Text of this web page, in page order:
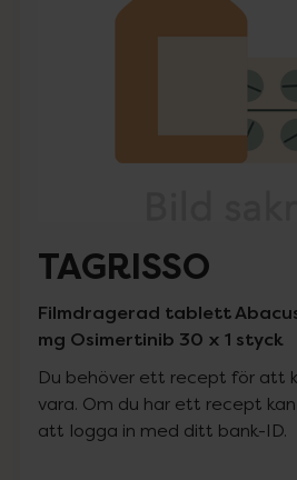
TAGRISSO
Filmdragerad tablett
mg Osimertinib 30 x 1 styck
Du behöver ett recept för att
vara. Om du har ett recept
att logga in med ditt bank-ID.